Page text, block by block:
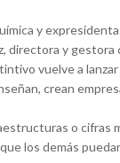
y
directora y gestora
vuelve a
crean
o cifras
los demás